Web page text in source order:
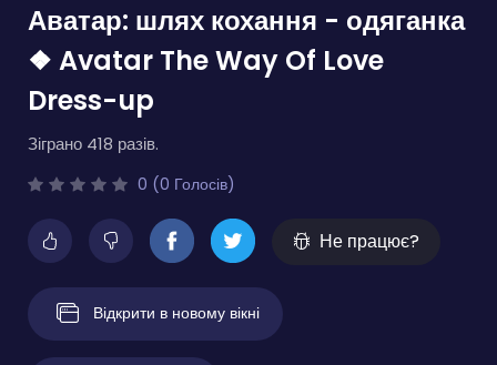
Аватар: шлях кохання - одяганка
❖ Avatar The Way Of Love
Dress-up
Зіграно 418 разів.
0 (0 Голосів)
Не працює?
Відкрити в новому вікні